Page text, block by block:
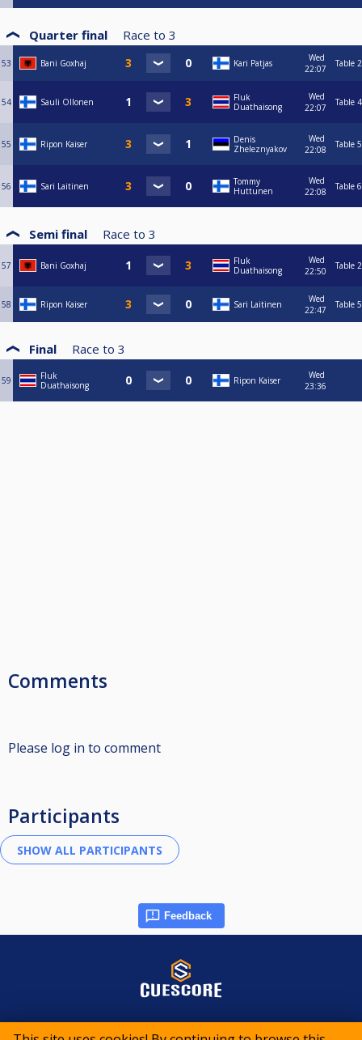
Quarter final Race to 3
53 Bani Goxhaj Kari Patjas
Wed
22:07
Table 2
54 Sauli Ollonen
Fluk
Duathaisong
Wed
22:07
Table 4
55 Ripon Kaiser
Denis
Zheleznyakov
Wed
22:08
Table 5
56 Sari Laitinen
Tommy
Huttunen
Wed
22:08
Table 6
Semi final Race to 3
57 Bani Goxhaj
Fluk
Duathaisong
Wed
22:50
Table 2
58 Ripon Kaiser Sari Laitinen
Wed
22:47
Table 5
Final Race to 3
59
Fluk
Duathaisong
Ripon Kaiser
Wed
23:36
Comments
Please log in to comment
Participants
Feedback
© 2015-2026 CueScore International